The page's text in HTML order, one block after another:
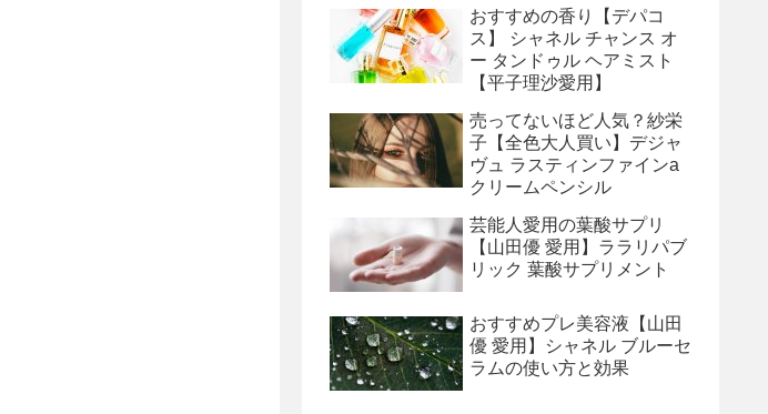
おすすめの香り【デパコ
ス】 シャネル チャンス オ
ー タンドゥル ヘアミスト
【平子理沙愛用】
売ってないほど人気？紗栄
子【全色大人買い】デジャ
ヴュ ラスティンファインa
クリームペンシル
芸能人愛用の葉酸サプリ
【山田優 愛用】ララリパブ
リック 葉酸サプリメント
おすすめプレ美容液【山田
優 愛用】シャネル ブルーセ
ラムの使い方と効果